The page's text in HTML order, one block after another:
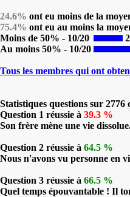
24.6% ont eu moins de la
75.4% ont eu au moins la
Moins de 50% - 10/20
Au moins 50% - 10/20
Tous les membres qui ont
Statistiques questions sur 2776
Question 1 réussie à 39.3 %
Son frère mène une vie
Question 2 réussie à 64.5 %
Nous n'avons vu personne en
Question 3 réussie à 66.5 %
Quel temps épouvantable ! Il